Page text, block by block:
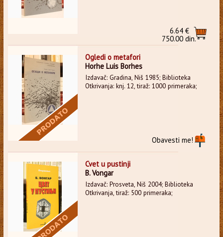
6.64 €
750.00 din.
Ogledi o metafori
Horhe Luis Borhes
Izdavač: Gradina, Niš 1985; Biblioteka
Otkrivanja: knj. 12, tiraž: 1000 primeraka;
Obavesti me!
Cvet u pustinji
B. Vongar
Izdavač: Prosveta, Niš 2004; Biblioteka
Otkrivanja, tiraž: 500 primeraka;